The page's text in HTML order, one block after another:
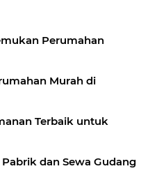
Perumahan
Murah di
Terbaik untuk
dan Sewa Gudang